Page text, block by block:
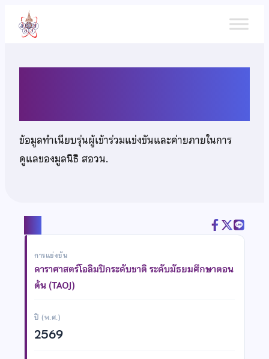
เนื้อหา
ข้อมูลทำเนียบรุ่นผู้เข้าร่วมแข่งขันและค่ายภายในการ
ดูแลของมูลนิธิ สอวน.
การแข่งขัน
ดาราศาสตร์โอลิมปิกระดับชาติ ระดับมัธยมศึกษาตอน
ต้น (TAOJ)
ปี (พ.ศ.)
2569